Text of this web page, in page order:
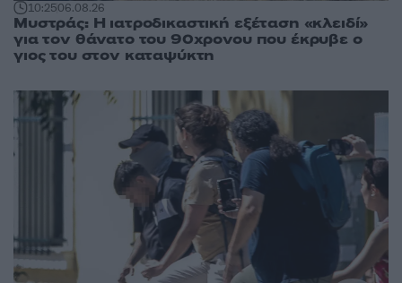
10:2506.08.26
Μυστράς: Η ιατροδικαστική εξέταση «κλειδί»
για τον θάνατο του 90χρονου που έκρυβε ο
γιος του στον καταψύκτη